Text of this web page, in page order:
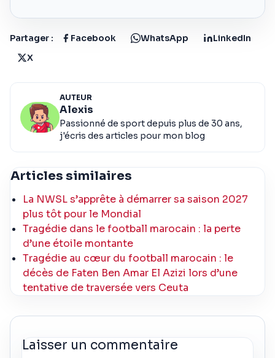
Partager : Facebook WhatsApp
LinkedIn
X
AUTEUR
Alexis
Passionné de sport depuis plus de 30 ans,
j'écris des articles pour mon blog
Articles similaires
La NWSL s’apprête à démarrer sa saison 2027
plus tôt pour le Mondial
Tragédie dans le football marocain : la perte
d’une étoile montante
Tragédie au cœur du football marocain : le
décès de Faten Ben Amar El Azizi lors d’une
tentative de traversée vers Ceuta
Laisser un commentaire